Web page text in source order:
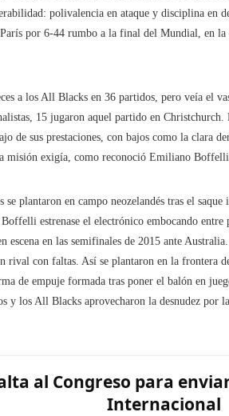
polivalencia en ataque y disciplina en
por 6-44 rumbo a la final del Mundial, en
a los All Blacks en 36 partidos, pero veía el
15 jugaron aquel partido en Christchurch.
de sus prestaciones, con bajos como la clara
misión exigía, como reconoció Emiliano
plantaron en campo neozelandés tras el
estrenase el electrónico embocando entre
escena en las semifinales de 2015 ante
rival con faltas. Así se plantaron en la frontera
de empuje formada tras poner el balón en
y los All Blacks aprovecharon la desnudez por
al Congreso para
Internacional